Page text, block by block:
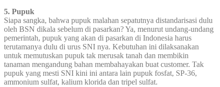
5. Pupuk
Siapa sangka, bahwa pupuk malahan sepatutnya distandarisasi dulu
oleh BSN dikala sebelum di pasarkan? Ya, menurut undang-undang
pemerintah, pupuk yang akan di pasarkan di Indonesia harus
terutamanya dulu di urus SNI nya. Kebutuhan ini dilaksanakan
untuk memutuskan pupuk tak merusak tanah dan membikin
tanaman mengandung bahan membahayakan buat customer. Tak
pupuk yang mesti SNI kini ini antara lain pupuk fosfat, SP-36,
ammonium sulfat, kalium klorida dan tripel sulfat.